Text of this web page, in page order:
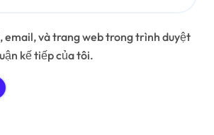
email, và trang web trong trình duyệt
kế tiếp của tôi.